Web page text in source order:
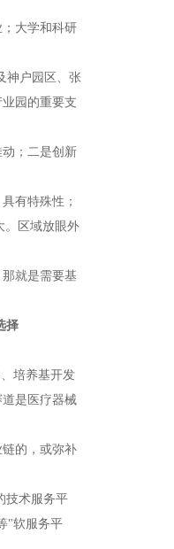
大学和科研
神户园区、张
园的重要支
；二是创新
有特殊性；
。区域放眼外
就是需要基
择
培养基开发
是医疗器械
的，或弥补
技术服务平
"软服务平